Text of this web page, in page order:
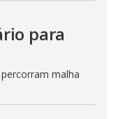
para
malha